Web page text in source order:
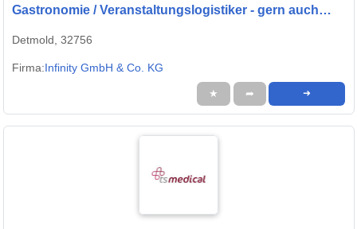
Gastronomie / Veranstaltungslogistiker - gern auch
Detmold, 32756
Firma:Infinity GmbH & Co. KG
★ ➦ ➜